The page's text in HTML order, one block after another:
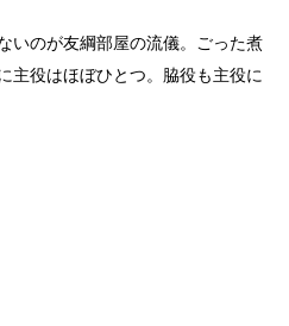
いのが友綱部屋の流儀。ごった煮
主役はほぼひとつ。脇役も主役に